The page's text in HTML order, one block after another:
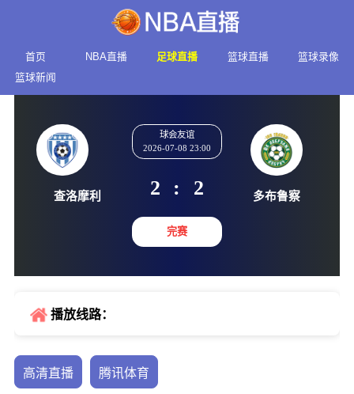
首页 NBA直播 足球直播 篮球直播
篮球录像
篮球新闻
2026-07-08 23:00
2 :
播放线路：
高清直播 腾讯体育